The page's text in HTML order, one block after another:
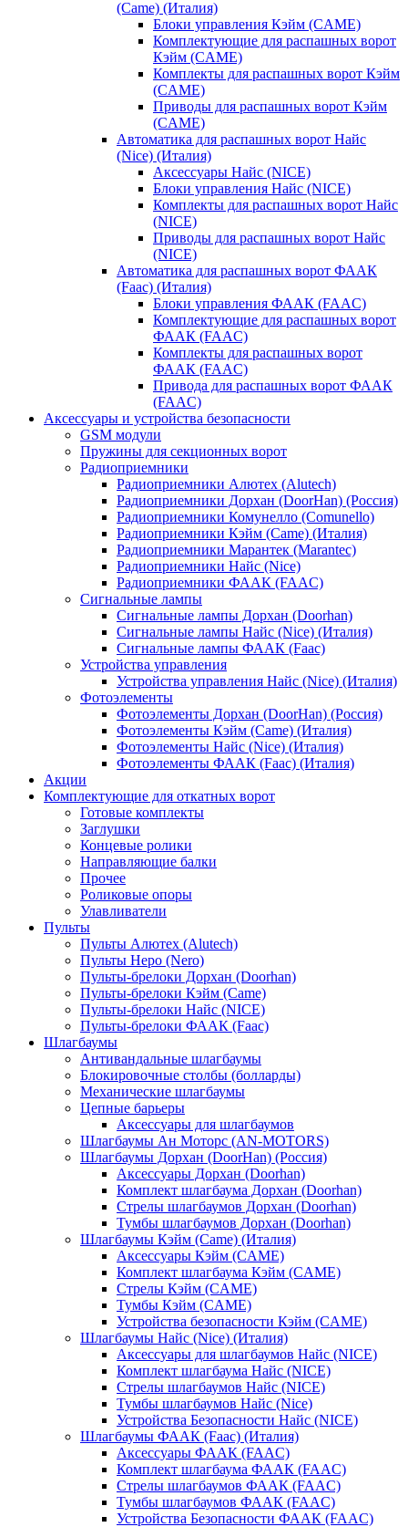
(Came) (Италия)
Блоки управления Кэйм (CAME)
Комплектующие для распашных ворот
Кэйм (CAME)
Комплекты для распашных ворот Кэйм
(CAME)
Приводы для распашных ворот Кэйм
(CAME)
Автоматика для распашных ворот Найс
(Nice) (Италия)
Аксессуары Найс (NICE)
Блоки управления Найс (NICE)
Комплекты для распашных ворот Найс
(NICE)
Приводы для распашных ворот Найс
(NICE)
Автоматика для распашных ворот ФААК
(Faac) (Италия)
Блоки управления ФААК (FAAC)
Комплектующие для распашных ворот
ФААК (FAAC)
Комплекты для распашных ворот
ФААК (FAAC)
Привода для распашных ворот ФААК
(FAAC)
Аксессуары и устройства безопасности
GSM модули
Пружины для секционных ворот
Радиоприемники
Радиоприемники Алютех (Alutech)
Радиоприемники Дорхан (DoorHan) (Россия)
Радиоприемники Комунелло (Comunello)
Радиоприемники Кэйм (Came) (Италия)
Радиоприемники Марантек (Marantec)
Радиоприемники Найс (Nice)
Радиоприемники ФААК (FAAC)
Сигнальные лампы
Сигнальные лампы Дорхан (Doorhan)
Сигнальные лампы Найс (Nice) (Италия)
Сигнальные лампы ФААК (Faac)
Устройства управления
Устройства управления Найс (Nice) (Италия)
Фотоэлементы
Фотоэлементы Дорхан (DoorHan) (Россия)
Фотоэлементы Кэйм (Came) (Италия)
Фотоэлементы Найс (Nice) (Италия)
Фотоэлементы ФААК (Faac) (Италия)
Акции
Комплектующие для откатных ворот
Готовые комплекты
Заглушки
Концевые ролики
Направляющие балки
Прочее
Роликовые опоры
Улавливатели
Пульты
Пульты Алютех (Alutech)
Пульты Неро (Nero)
Пульты-брелоки Дорхан (Doorhan)
Пульты-брелоки Кэйм (Came)
Пульты-брелоки Найс (NICE)
Пульты-брелоки ФААК (Faac)
Шлагбаумы
Антивандальные шлагбаумы
Блокировочные столбы (болларды)
Механические шлагбаумы
Цепные барьеры
Аксессуары для шлагбаумов
Шлагбаумы Ан Моторс (AN-MOTORS)
Шлагбаумы Дорхан (DoorHan) (Россия)
Аксессуары Дорхан (Doorhan)
Комплект шлагбаума Дорхан (Doorhan)
Стрелы шлагбаумов Дорхан (Doorhan)
Тумбы шлагбаумов Дорхан (Doorhan)
Шлагбаумы Кэйм (Came) (Италия)
Аксессуары Кэйм (CAME)
Комплект шлагбаума Кэйм (CAME)
Стрелы Кэйм (CAME)
Тумбы Кэйм (CAME)
Устройства безопасности Кэйм (CAME)
Шлагбаумы Найс (Nice) (Италия)
Аксессуары для шлагбаумов Найс (NICE)
Комплект шлагбаума Найс (NICE)
Стрелы шлагбаумов Найс (NICE)
Тумбы шлагбаумов Найс (Nice)
Устройства Безопасности Найс (NICE)
Шлагбаумы ФААК (Faac) (Италия)
Аксессуары ФААК (FAAC)
Комплект шлагбаума ФААК (FAAC)
Стрелы шлагбаумов ФААК (FAAC)
Тумбы шлагбаумов ФААК (FAAC)
Устройства Безопасности ФААК (FAAC)